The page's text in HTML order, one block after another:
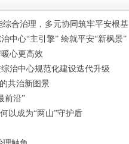
合治理，多元协同筑牢平安根基
中心“主引擎” 绘就平安“新枫景”
心更高效
治中心规范化建设迭代升级
共治新图景
前沿”
以成为“两山”守护盾